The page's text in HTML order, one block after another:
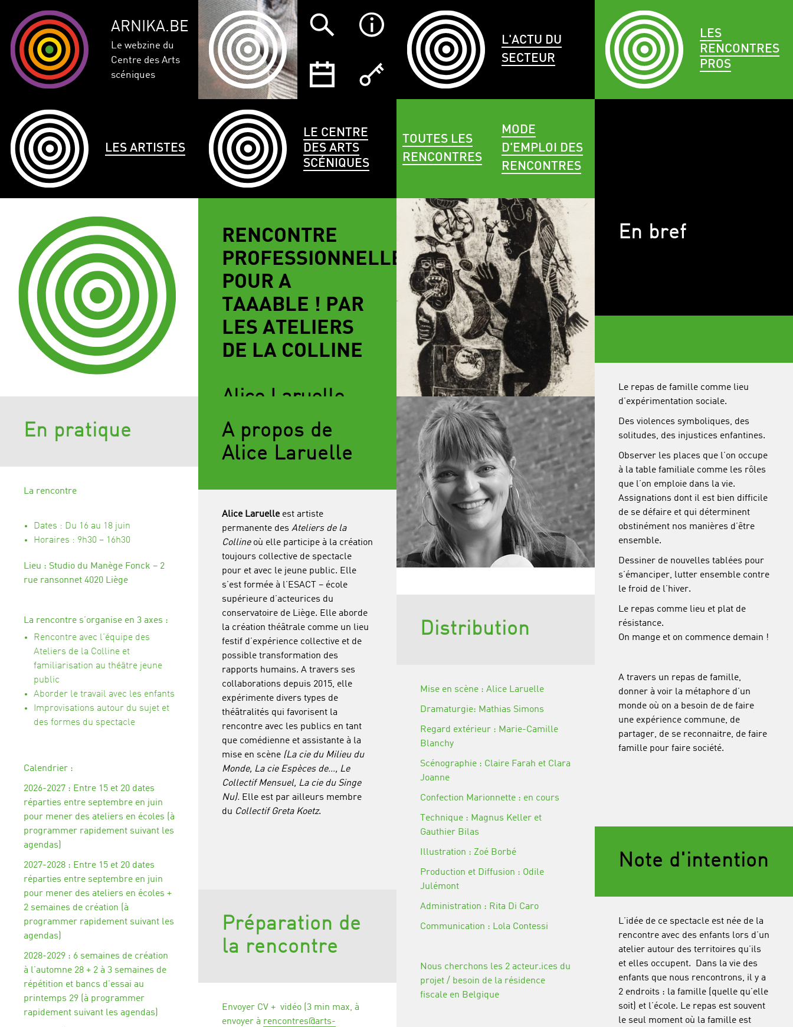
ARNIKA.BE
Le webzine du
Centre des Arts
scéniques
L'ACTU DU
SECTEUR
LES
RENCONTRES
PROS
LES ARTISTES
LE CENTRE
DES ARTS
SCÉNIQUES
TOUTES LES
RENCONTRES
MODE
D'EMPLOI DES
RENCONTRES
RENCONTRE
PROFESSIONNELLE
POUR A
TAAABLE ! PAR
LES ATELIERS
DE LA COLLINE
Alice Laruelle
En bref
Le repas de famille comme lieu
d’expérimentation sociale.
Des violences symboliques, des
solitudes, des injustices enfantines.
Observer les places que l’on occupe
à la table familiale comme les rôles
que l’on emploie dans la vie.
Assignations dont il est bien difficile
de se défaire et qui déterminent
obstinément nos manières d’être
ensemble.
Dessiner de nouvelles tablées pour
s’émanciper, lutter ensemble contre
le froid de l’hiver.
Le repas comme lieu et plat de
résistance.
On mange et on commence demain !
A travers un repas de famille,
donner à voir la métaphore d’un
monde où on a besoin de de faire
une expérience commune, de
partager, de se reconnaitre, de faire
famille pour faire société.
En pratique
La rencontre
Dates : Du 16 au 18 juin
Horaires : 9h30 – 16h30
Lieu : Studio du Manège Fonck – 2
rue ransonnet 4020 Liège
La rencontre s’organise en 3 axes :
Rencontre avec l’équipe des
Ateliers de la Colline et
familiarisation au théâtre jeune
public
Aborder le travail avec les enfants
Improvisations autour du sujet et
des formes du spectacle
Calendrier :
2026-2027 : Entre 15 et 20 dates
réparties entre septembre en juin
pour mener des ateliers en écoles (à
programmer rapidement suivant les
agendas)
2027-2028 : Entre 15 et 20 dates
réparties entre septembre en juin
pour mener des ateliers en écoles +
2 semaines de création (à
programmer rapidement suivant les
agendas)
2028-2029 : 6 semaines de création
à l’automne 28 + 2 à 3 semaines de
répétition et bancs d’essai au
printemps 29 (à programmer
rapidement suivant les agendas)
A propos de
Alice Laruelle
Alice Laruelleest artiste
permanente des Ateliers de la
Colline où elle participe à la création
toujours collective de spectacle
pour et avec le jeune public. Elle
s’est formée à l’ESACT – école
supérieure d’acteurices du
conservatoire de Liège. Elle aborde
la création théâtrale comme un lieu
festif d’expérience collective et de
possible transformation des
rapports humains. A travers ses
collaborations depuis 2015, elle
expérimente divers types de
théâtralités qui favorisent la
rencontre avec les publics en tant
que comédienne et assistante à la
mise en scène (La cie du Milieu du
Monde, La cie Espèces de…, Le
Collectif Mensuel, La cie du Singe
Nu). Elle est par ailleurs membre
du Collectif Greta Koetz.
Distribution
Mise en scène : Alice Laruelle
Dramaturgie: Mathias Simons
Regard extérieur : Marie-Camille
Blanchy
Scénographie : Claire Farah et Clara
Joanne
Confection Marionnette : en cours
Technique : Magnus Keller et
Gauthier Bilas
Illustration : Zoé Borbé
Production et Diffusion : Odile
Julémont
Administration : Rita Di Caro
Communication : Lola Contessi
Nous cherchons les 2 acteur.ices du
projet / besoin de la résidence
fiscale en Belgique
Note d'intention
L’idée de ce spectacle est née de la
rencontre avec des enfants lors d’un
atelier autour des territoires qu’ils
et elles occupent.
Dans la vie des
enfants que nous rencontrons, il y a
2 endroits : la famille (quelle qu’elle
soit) et l’école. Le repas est souvent
le seul moment où la famille est
Préparation de
la rencontre
Envoyer CV + vidéo (3 min max, à
envoyer à rencontres@arts-